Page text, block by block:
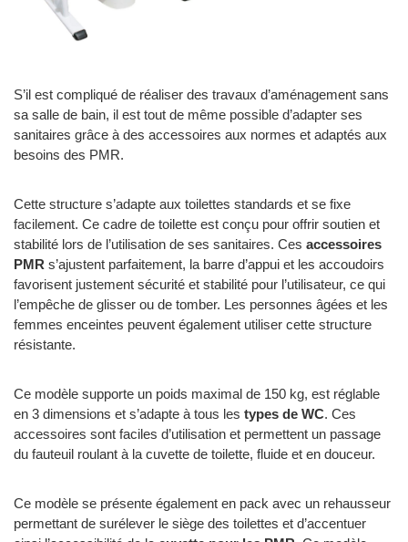
S’il est compliqué de réaliser des travaux d’aménagement sans
sa salle de bain, il est tout de même possible d’adapter ses
sanitaires grâce à des accessoires aux normes et adaptés aux
besoins des PMR.
Cette structure s’adapte aux toilettes standards et se fixe
facilement. Ce cadre de toilette est conçu pour offrir soutien et
stabilité lors de l’utilisation de ses sanitaires. Ces accessoires
PMR s’ajustent parfaitement, la barre d’appui et les accoudoirs
favorisent justement sécurité et stabilité pour l’utilisateur, ce qui
l’empêche de glisser ou de tomber. Les personnes âgées et les
femmes enceintes peuvent également utiliser cette structure
résistante.
Ce modèle supporte un poids maximal de 150 kg, est réglable
en 3 dimensions et s’adapte à tous les types de WC. Ces
accessoires sont faciles d’utilisation et permettent un passage
du fauteuil roulant à la cuvette de toilette, fluide et en douceur.
Ce modèle se présente également en pack avec un rehausseur
permettant de surélever le siège des toilettes et d’accentuer